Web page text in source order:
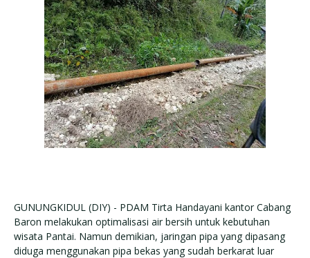
GUNUNGKIDUL (DIY) - PDAM Tirta Handayani kantor Cabang
Baron melakukan optimalisasi air bersih untuk kebutuhan
wisata Pantai. Namun demikian, jaringan pipa yang dipasang
diduga menggunakan pipa bekas yang sudah berkarat luar